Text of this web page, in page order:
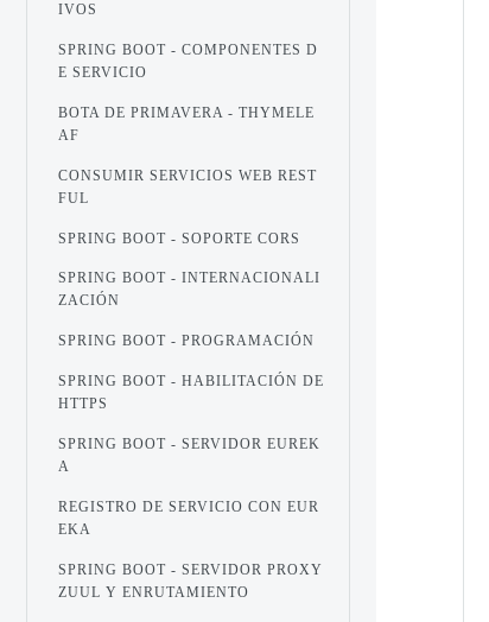
IVOS
SPRING BOOT - COMPONENTES D
E SERVICIO
BOTA DE PRIMAVERA - THYMELE
AF
CONSUMIR SERVICIOS WEB REST
FUL
SPRING BOOT - SOPORTE CORS
SPRING BOOT - INTERNACIONALI
ZACIÓN
SPRING BOOT - PROGRAMACIÓN
SPRING BOOT - HABILITACIÓN DE
HTTPS
SPRING BOOT - SERVIDOR EUREK
A
REGISTRO DE SERVICIO CON EUR
EKA
SPRING BOOT - SERVIDOR PROXY
ZUUL Y ENRUTAMIENTO